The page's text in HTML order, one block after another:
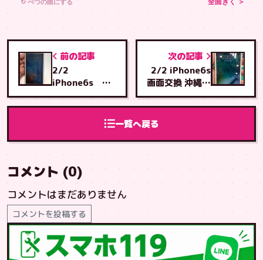
↻ べつの曲にする 全曲きく ＞
前の記事
2/2
iPhone6s 画
面交換 豊見城
市からとよみ店
一覧へ戻る
次の記事
2/2 iPhone6s
画面交換 沖縄市
から具志川店へ
ご来店
コメント (0)
コメントはまだありません
コメントを投稿する